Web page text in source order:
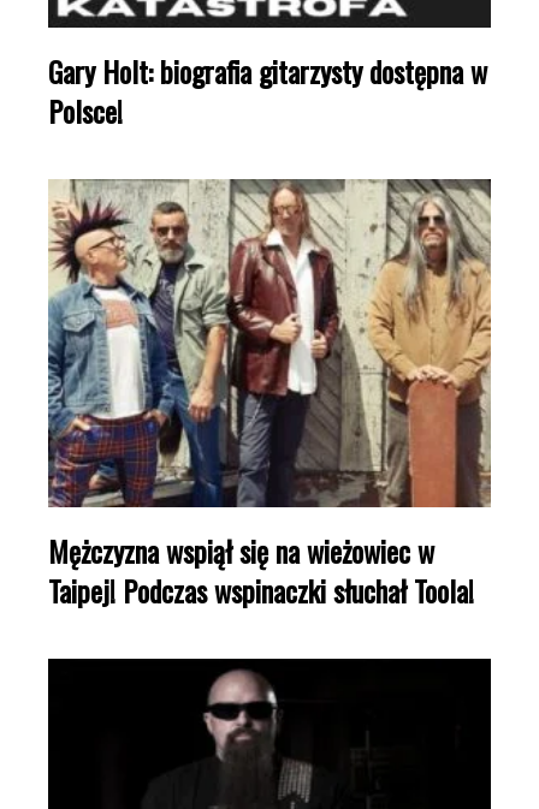
Gary Holt: biografia gitarzysty dostępna w
Polsce!
Mężczyzna wspiął się na wieżowiec w
Taipej! Podczas wspinaczki słuchał Toola!